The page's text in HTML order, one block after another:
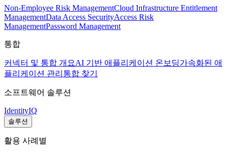
Non-Employee Risk ManagementCloud Infrastructure Entitlement
ManagementData Access SecurityAccess Risk
ManagementPassword Management
통합
커넥터 및 통합 개요AI 기반 애플리케이션 온보딩가속화된 애
플리케이션 관리 통합 찾기
소프트웨어 솔루션
IdentityIQ
솔루션
활용 사례별